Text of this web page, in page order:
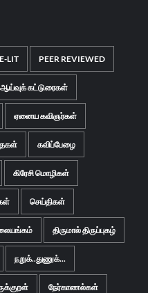
LIT PEER REVIEWED
ஆய்வுக் கட்டுரைகள்
ஏனைய கவிஞர்கள்
கவிப்பேழை
கிரேசி மொழிகள்
செய்திகள்
திருமால் திருப்புகழ்
நறுக்..துணுக்...
நேர்காணல்கள்